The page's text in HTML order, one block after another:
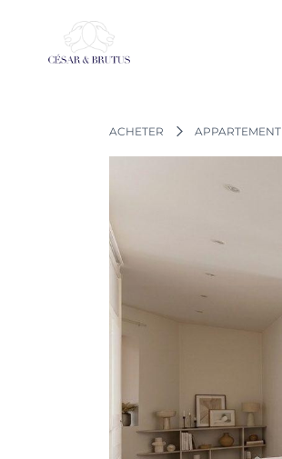
contenu
ACHETER APPARTEMENT